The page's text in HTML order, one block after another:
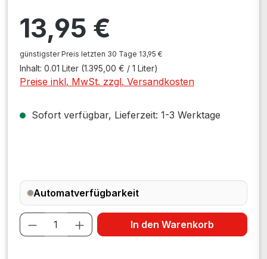
13,95 €
günstigster Preis letzten 30 Tage 13,95 €
Inhalt: 0.01 Liter (1.395,00 € / 1 Liter)
Preise inkl. MwSt. zzgl. Versandkosten
Sofort verfügbar, Lieferzeit: 1-3 Werktage
Automatverfügbarkeit
Produkt Anzahl: Gib den
In den Warenkorb